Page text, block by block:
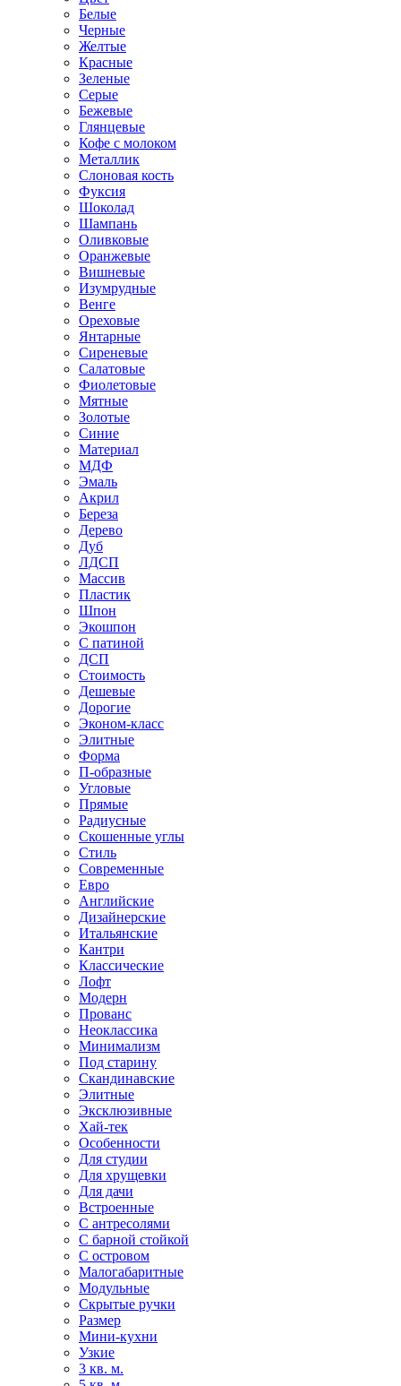
Белые
Черные
Желтые
Красные
Зеленые
Серые
Бежевые
Глянцевые
Кофе с молоком
Металлик
Слоновая кость
Фуксия
Шоколад
Шампань
Оливковые
Оранжевые
Вишневые
Изумрудные
Венге
Ореховые
Янтарные
Сиреневые
Салатовые
Фиолетовые
Мятные
Золотые
Синие
Материал
МДФ
Эмаль
Акрил
Береза
Дерево
Дуб
ЛДСП
Массив
Пластик
Шпон
Экошпон
С патиной
ДСП
Стоимость
Дешевые
Дорогие
Эконом-класс
Элитные
Форма
П-образные
Угловые
Прямые
Радиусные
Скошенные углы
Стиль
Современные
Евро
Английские
Дизайнерские
Итальянские
Кантри
Классические
Лофт
Модерн
Прованс
Неоклассика
Минимализм
Под старину
Скандинавские
Элитные
Эксклюзивные
Хай-тек
Особенности
Для студии
Для хрущевки
Для дачи
Встроенные
С антресолями
С барной стойкой
С островом
Малогабаритные
Модульные
Скрытые ручки
Размер
Мини-кухни
Узкие
3 кв. м.